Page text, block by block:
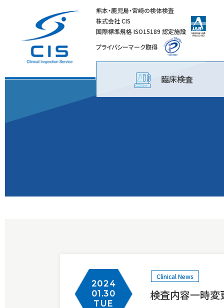
熊本・鹿児島・宮崎の検体検査
株式会社 CIS
国際標準規格 ISO15189 認定施設
プライバシーマーク取得
臨床検査
2024
01.30
TUE
Clinical News
検査内容一時変